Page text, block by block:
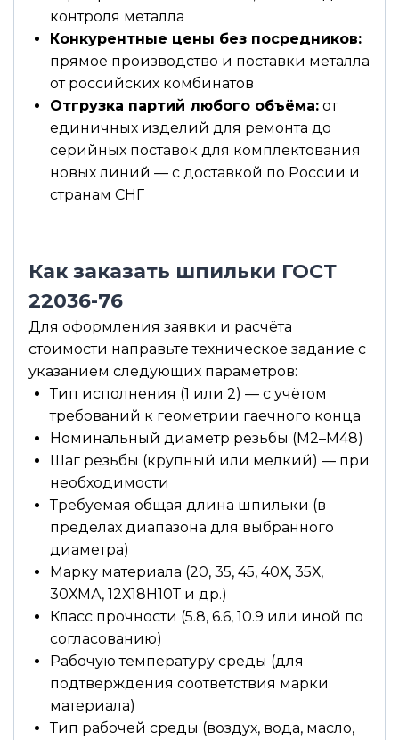
контроля металла
Конкурентные цены без посредников:
прямое производство и поставки металла
от российских комбинатов
Отгрузка партий любого объёма: от
единичных изделий для ремонта до
серийных поставок для комплектования
новых линий — с доставкой по России и
странам СНГ
Как заказать шпильки ГОСТ
22036-76
Для оформления заявки и расчёта
стоимости направьте техническое задание с
указанием следующих параметров:
Тип исполнения (1 или 2) — с учётом
требований к геометрии гаечного конца
Номинальный диаметр резьбы (М2–М48)
Шаг резьбы (крупный или мелкий) — при
необходимости
Требуемая общая длина шпильки (в
пределах диапазона для выбранного
диаметра)
Марку материала (20, 35, 45, 40Х, 35Х,
30ХМА, 12Х18Н10Т и др.)
Класс прочности (5.8, 6.6, 10.9 или иной по
согласованию)
Рабочую температуру среды (для
подтверждения соответствия марки
материала)
Тип рабочей среды (воздух, вода, масло,